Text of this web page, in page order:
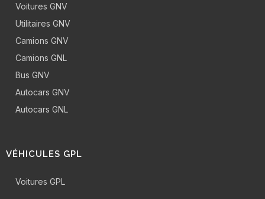
Voitures GNV
Utilitaires GNV
Camions GNV
Camions GNL
Bus GNV
Autocars GNV
Autocars GNL
VÉHICULES GPL
Voitures GPL